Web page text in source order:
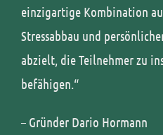
einzigartige Kombination
Stressabbau und
abzielt, die Teilnehmer zu
befähigen.“
– Gründer Dario Hormann